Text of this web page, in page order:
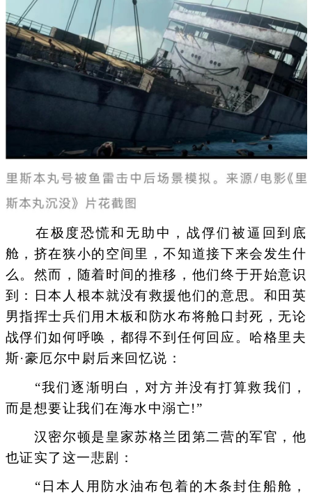
在极度恐慌和无助中，战俘们被逼回到底
舱，挤在狭小的空间里，不知道接下来会发生什
么。然而，随着时间的推移，他们终于开始意识
到：日本人根本就没有救援他们的意思。和田英
男指挥士兵们用木板和防水布将舱口封死，无论
战俘们如何呼唤，都得不到任何回应。哈格里夫
斯·豪厄尔中尉后来回忆说：
“我们逐渐明白，对方并没有打算救我们，
而是想要让我们在海水中溺亡!”
汉密尔顿是皇家苏格兰团第二营的军官，他
也证实了这一悲剧：
“日本人用防水油布包着的木条封住船舱，